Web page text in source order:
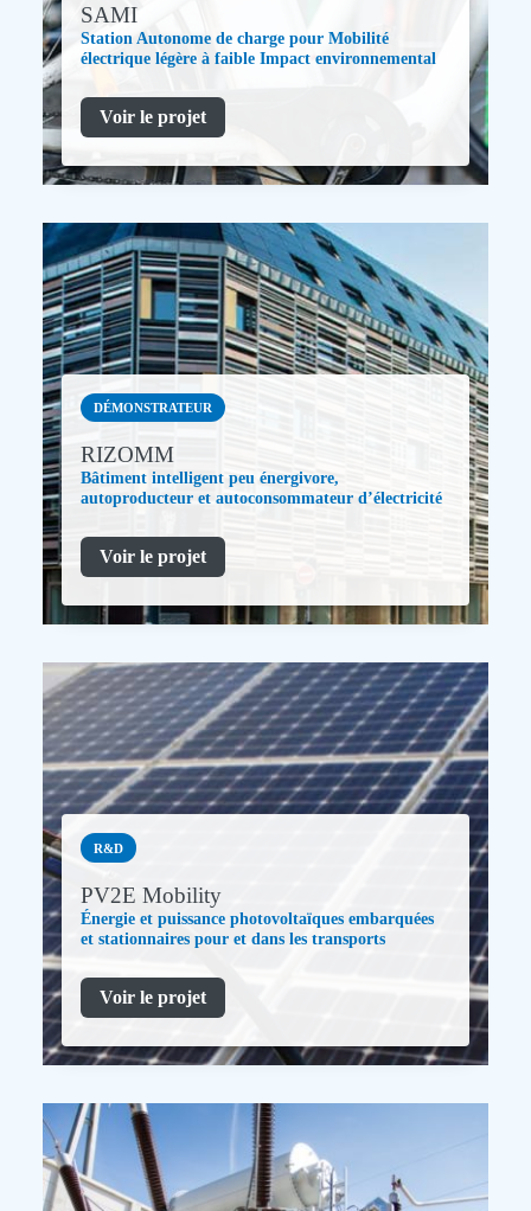
SAMI
Station Autonome de charge pour Mobilité
électrique légère à faible Impact environnemental
Voir le projet
DÉMONSTRATEUR
RIZOMM
Bâtiment intelligent peu énergivore,
autoproducteur et autoconsommateur d’électricité
Voir le projet
R&D
PV2E Mobility
Énergie et puissance photovoltaïques embarquées
et stationnaires pour et dans les transports
Voir le projet